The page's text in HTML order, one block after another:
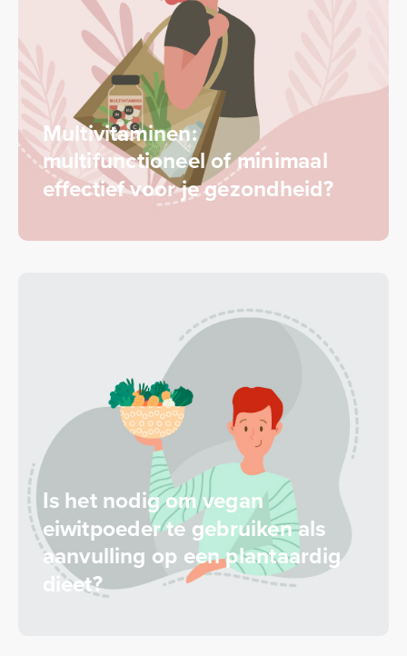
Multivitaminen:
multifunctioneel of minimaal
effectief voor je gezondheid?
Is het nodig om vegan
eiwitpoeder te gebruiken als
aanvulling op een plantaardig
dieet?